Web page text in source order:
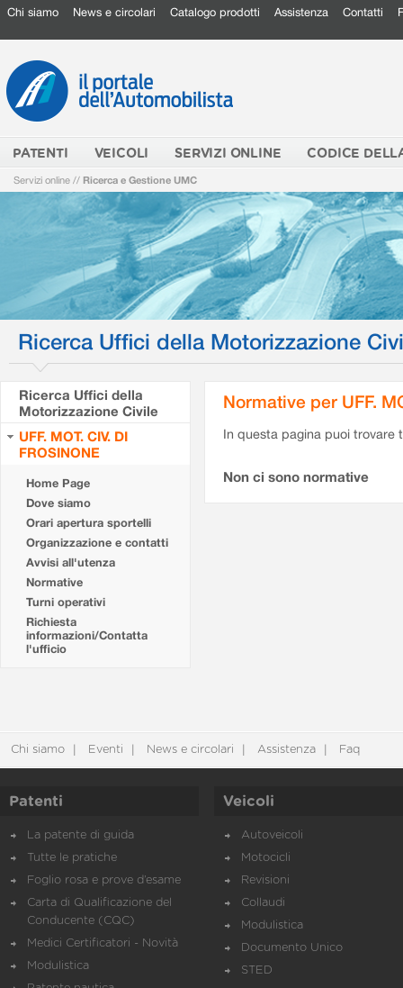
Chi siamo News e circolari Catalogo prodotti Assistenza Contatti
PATENTI VEICOLI SERVIZI ONLINE CODICE
Servizi online // Ricerca e Gestione UMC
Ricerca Uffici della Motorizzazione
Ricerca Uffici della
Motorizzazione Civile
UFF. MOT. CIV. DI
FROSINONE
Home Page
Dove siamo
Orari apertura sportelli
Organizzazione e contatti
Avvisi all'utenza
Normative
Turni operativi
Richiesta
informazioni/Contatta
l'ufficio
Normative per UFF.
In questa pagina puoi
Non ci sono normative
Chi siamo Eventi News e circolari Assistenza Faq
Patenti
La patente di guida
Tutte le pratiche
Foglio rosa e prove d’esame
Carta di Qualificazione del
Conducente (CQC)
Medici Certificatori - Novità
Modulistica
Veicoli
Autoveicoli
Motocicli
Revisioni
Collaudi
Modulistica
Documento Unico
STED